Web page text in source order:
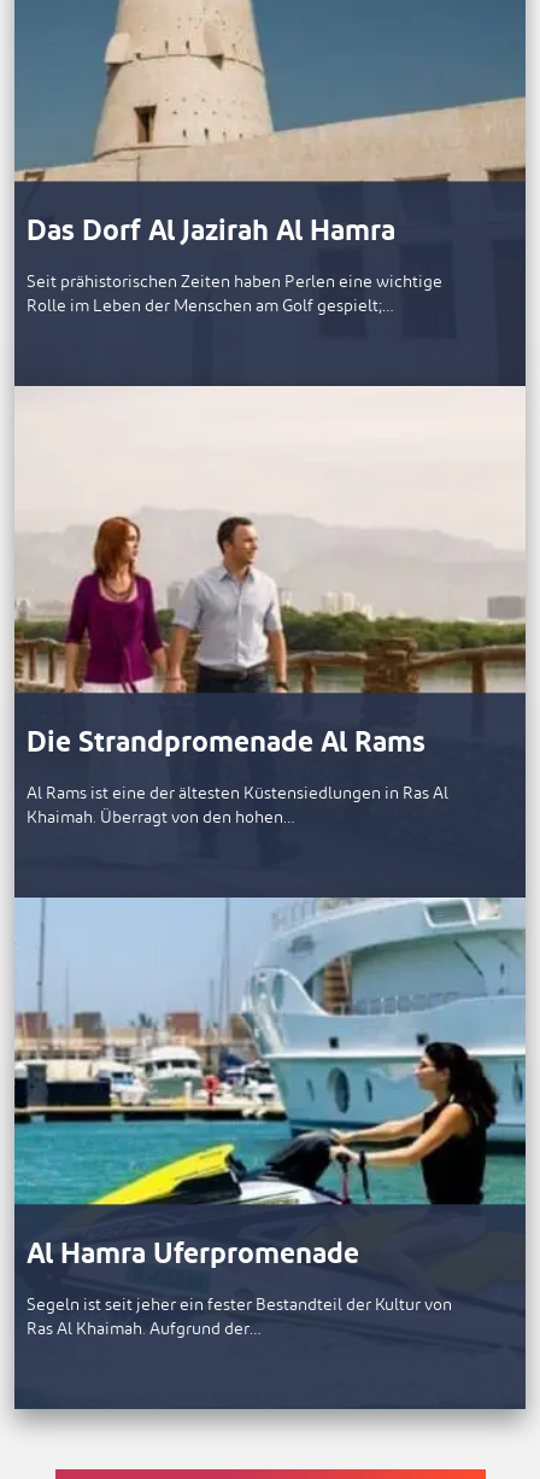
Das Dorf Al Jazirah Al Hamra
Seit prähistorischen Zeiten haben Perlen eine wichtige
Rolle im Leben der Menschen am Golf gespielt;…
Die Strandpromenade Al Rams
Al Rams ist eine der ältesten Küstensiedlungen in Ras Al
Khaimah. Überragt von den hohen…
Al Hamra Uferpromenade
Segeln ist seit jeher ein fester Bestandteil der Kultur von
Ras Al Khaimah. Aufgrund der…